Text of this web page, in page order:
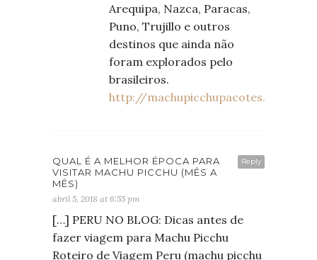
Arequipa, Nazca, Paracas,
Puno, Trujillo e outros
destinos que ainda não
foram explorados pelo
brasileiros.
http://machupicchupacotes.com.br/
Reply
QUAL É A MELHOR ÉPOCA PARA
VISITAR MACHU PICCHU (MÊS A
MÊS)
abril 5, 2018 at 6:55 pm
[…] PERU NO BLOG: Dicas antes de
fazer viagem para Machu Picchu
Roteiro de Viagem Peru (machu picchu